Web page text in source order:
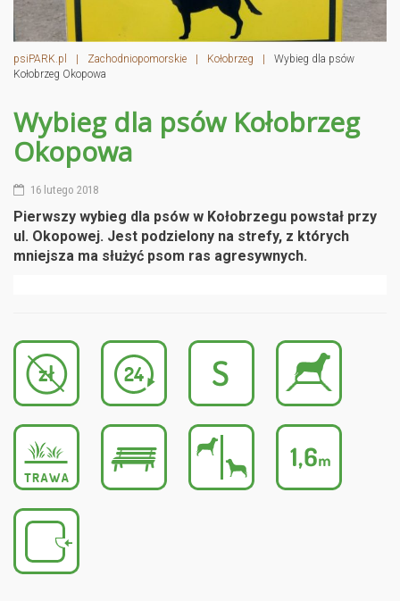
psiPARK.pl | Zachodniopomorskie | Kołobrzeg |
Wybieg dla psów
Kołobrzeg Okopowa
Wybieg dla psów Kołobrzeg
Okopowa
16 lutego 2018
Pierwszy wybieg dla psów w Kołobrzegu powstał przy
ul. Okopowej. Jest podzielony na strefy, z których
mniejsza ma służyć psom ras agresywnych.